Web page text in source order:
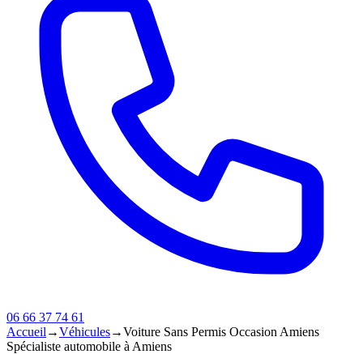
06 66 37 74 61
Accueil →Véhicules→Voiture Sans Permis Occasion Amiens
Spécialiste automobile à Amiens